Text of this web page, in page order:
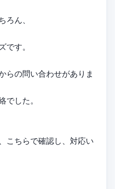
ろん、
です。
らの問い合わせがありま
でした。
こちらで確認し、対応い